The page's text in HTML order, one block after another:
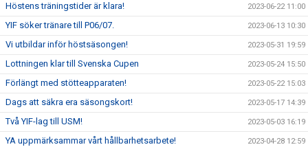
Höstens träningstider är klara! 2023-06-22 11:00
YIF söker tränare till P06/07. 2023-06-13 10:30
Vi utbildar inför höstsäsongen! 2023-05-31 19:59
Lottningen klar till Svenska Cupen 2023-05-24 15:50
Förlängt med stötteapparaten! 2023-05-22 15:03
Dags att säkra era säsongskort! 2023-05-17 14:39
Två YIF-lag till USM! 2023-05-03 16:19
YA uppmärksammar vårt hållbarhetsarbete! 2023-04-28 12:59